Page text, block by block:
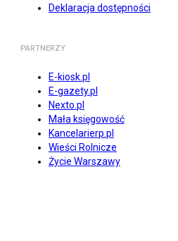
Deklaracja dostępności
PARTNERZY
E-kiosk.pl
E-gazety.pl
Nexto.pl
Mała księgowość
Kancelarierp.pl
Wieści Rolnicze
Życie Warszawy